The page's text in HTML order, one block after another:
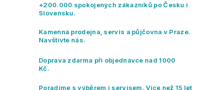
+200.000 spokojených zákazníků po Česku i
Slovensku.
Kamenná prodejna, servis a půjčovna v Praze.
Navštivte nás.
Doprava zdarma při objednávce nad 1000
Kč.
Poradíme s výběrem i servisem. Více než 15 let